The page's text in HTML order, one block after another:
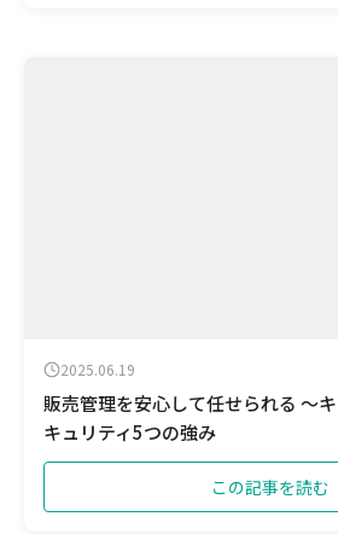
2025.06.19
販売管理を安心して任せられる ～
キュリティ5つの強み
この記事を読む